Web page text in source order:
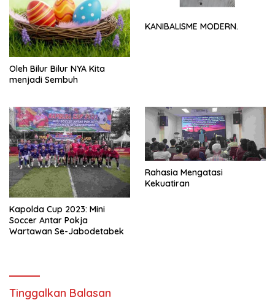
Oleh Bilur Bilur NYA Kita
menjadi Sembuh
KANIBALISME MODERN.
Kapolda Cup 2023: Mini
Soccer Antar Pokja
Wartawan Se-Jabodetabek
Rahasia Mengatasi
Kekuatiran
Tinggalkan Balasan